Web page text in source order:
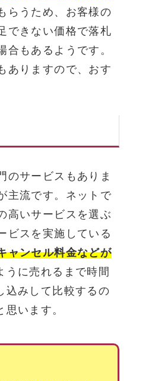
らうため、お客様の
できない価格で落札
もあるようです。
ありますので、おす
のサービスもありま
主流です。ネットで
高いサービスを選ぶ
ビスを実施している
ャンセル料金などが
うに売れるまで時間
込みして比較するの
います。